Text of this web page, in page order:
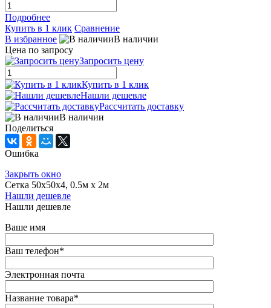
Подробнее
Купить в 1 клик Сравнение
В избранное
В наличии
Цена по запросу
Запросить цену
Купить в 1 клик
Нашли дешевле
Рассчитать доставку
В наличии
Поделиться
Ошибка
Закрыть окно
Сетка 50х50х4, 0.5м х 2м
Нашли дешевле
Нашли дешевле
Ваше имя
Ваш телефон*
Электронная почта
Название товара*